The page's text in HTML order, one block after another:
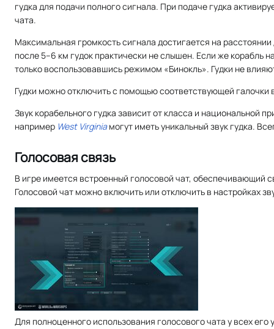
гудка для подачи полного сигнала. При подаче гудка
чата.
Максимальная громкость сигнала достигается на
после 5–6 км гудок практически не слышен. Если же корабль
только воспользовавшись режимом «Бинокль». Гудки не
Гудки можно отключить с помощью соответствующей галочки
Звук корабельного гудка зависит от класса и национальной
например West Virginiaмогут иметь уникальный звук гудка.
Голосовая связь
В игре имеется встроенный голосовой чат, обеспечивающий
Голосовой чат можно включить или отключить в настройках
Для полноценного использования голосового чата у всех